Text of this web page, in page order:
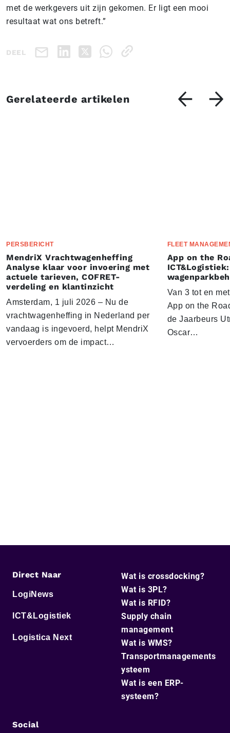
met de werkgevers uit zijn gekomen. Er ligt een mooi
resultaat wat ons betreft.”
DEEL
Gerelateerde artikelen
PERSBERICHT
MendriX Vrachtwagenheffing
Analyse klaar voor invoering met
actuele tarieven, COFRET-
verdeling en klantinzicht
Amsterdam, 1 juli 2026 – Nu de
vrachtwagenheffing in Nederland per
vandaag is ingevoerd, helpt MendriX
vervoerders om de impact…
FLEET
App on the
Van 3 tot en
App on the
de Jaarbeurs
Oscar…
Direct Naar
LogiNews
ICT&Logistiek
Logistica Next
Wat is crossdocking?
Wat is 3PL?
Wat is RFID?
Supply chain
management
Wat is WMS?
Transportmanagements
ysteem
Wat is een ERP-
systeem?
Social